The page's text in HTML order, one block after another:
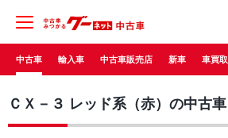
中古車 輸入車 中古車販売店 新車 車買取
ＣＸ－３ レッド系（赤）の中古車